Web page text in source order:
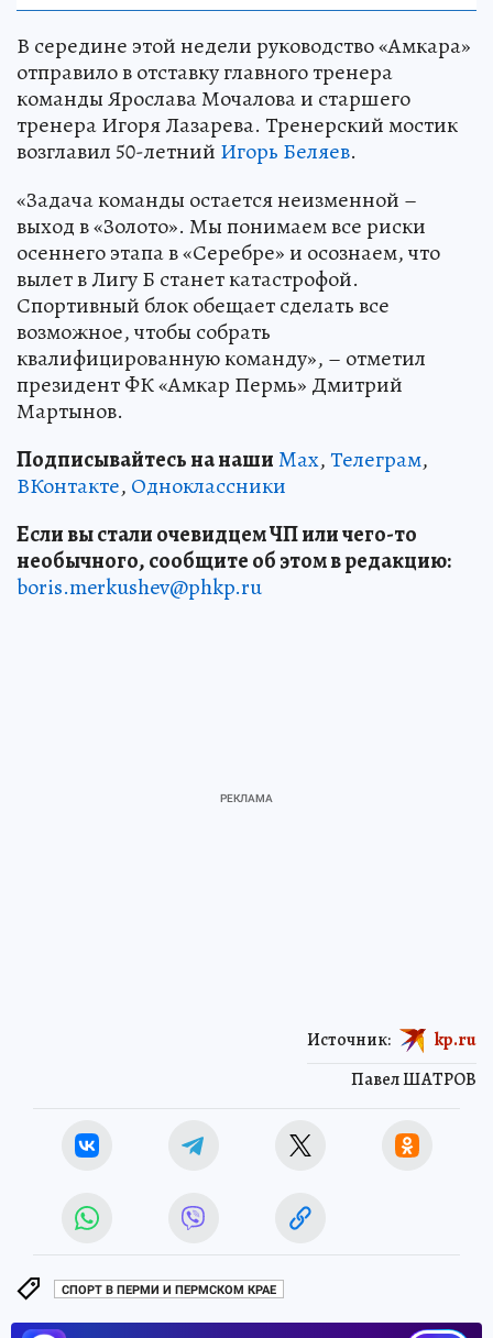
В середине этой недели руководство «Амкара»
отправило в отставку главного тренера
команды Ярослава Мочалова и старшего
тренера Игоря Лазарева. Тренерский мостик
возглавил 50-летний Игорь Беляев.
«Задача команды остается неизменной –
выход в «Золото». Мы понимаем все риски
осеннего этапа в «Серебре» и осознаем, что
вылет в Лигу Б станет катастрофой.
Спортивный блок обещает сделать все
возможное, чтобы собрать
квалифицированную команду», – отметил
президент ФК «Амкар Пермь» Дмитрий
Мартынов.
Подписывайтесь на нашиMax,Телеграм,
ВКонтакте, Одноклассники
Если вы стали очевидцем ЧП или чего-то
необычного, сообщите об этом в редакцию:
boris.merkushev@phkp.ru
Павел ШАТРОВ
Источник: kp.ru
СПОРТ В ПЕРМИ И ПЕРМСКОМ КРАЕ